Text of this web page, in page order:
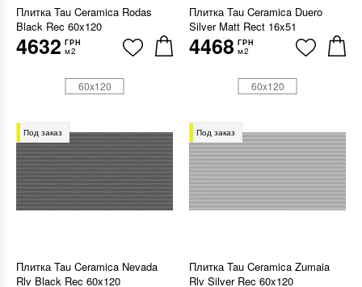
Плитка Tau Ceramica Rodas
Black Rec 60x120
4632 ГРН
м2
Плитка Tau Ceramica Duero
Silver Matt Rect 16x51
4468 ГРН
м2
Под заказ
Плитка Tau Ceramica Nevada
Rlv Black Rec 60x120
60x120
Под заказ
Плитка Tau Ceramica Zumaia
Rlv Silver Rec 60x120
60x120